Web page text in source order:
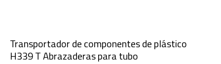
Transportador de componentes de plástico
H339 T Abrazaderas para tubo